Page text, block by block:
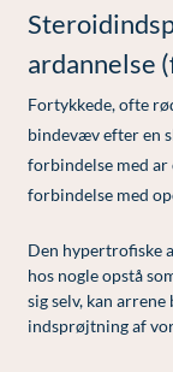
Lunge-
Mave-
aging
Prisliste
Skriv dig
Kontakt
Kvalitet
Nyttige
Vores
ardannelse
Fortykkede, ofte
bindevæv efter en
forbindelse med ar
forbindelse med
Den hypertrofiske
hos nogle opstå
sig selv, kan
indsprøjtning af